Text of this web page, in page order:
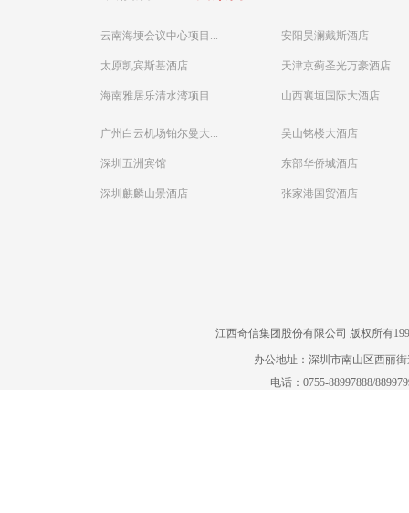
云南海埂会议中心项目...
太原凯宾斯基酒店
海南雅居乐清水湾项目
广州白云机场铂尔曼大...
深圳五洲宾馆
深圳麒麟山景酒店
安阳昊澜戴斯酒店
天津京蓟圣光万豪酒店
山西襄垣国际大酒店
吴山铭楼大酒店
东部华侨城酒店
张家港国贸酒店
江西奇信集团股份有限公司 版权所有
办公地址：深圳市南山区西丽
电话：0755-88997888/